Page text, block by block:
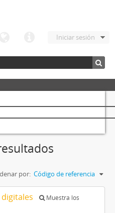
Iniciar sesión
por: Código de referencia
Muestra los